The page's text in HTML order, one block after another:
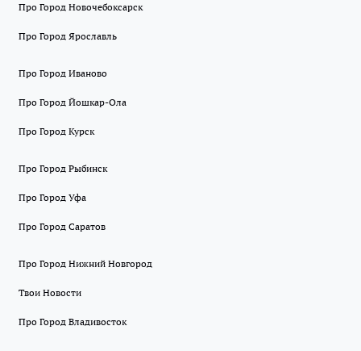
Про Город Новочебоксарск
Про Город Ярославль
Про Город Иваново
Про Город Йошкар-Ола
Про Город Курск
Про Город Рыбинск
Про Город Уфа
Про Город Саратов
Про Город Нижний Новгород
Твои Новости
Про Город Владивосток